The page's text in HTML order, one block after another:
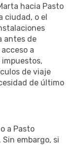
hacia Pasto
ciudad, o el
antes de
a
de viaje
de último
a Pasto
embargo, si